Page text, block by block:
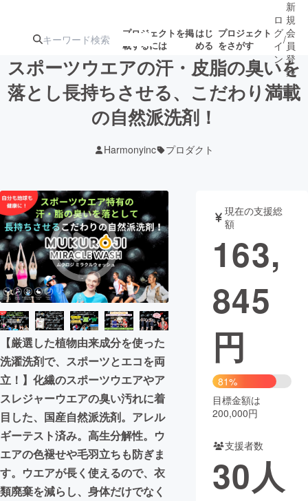
プロジェクトを掲
載するには
はじ
める
プロジェクト
をさがす
注目のリ 注目の新着プロ
ジェクト
募集終了が近いプ
テクノロジー・ガジェット
映像・映画 書籍・雑誌
ビジネス・起業 チャレンジ
まちづくり・地域活性化
CAMPFIRE for Social Good
CAMPFIRE Creation
CAMPFIREふるさと納税machi-ya コミュニティ
ロ
グ
イ
ン
/
新
規
会
員
登
録
スポーツウエアの汗・皮脂の臭いを
落とし長持ちさせる、こだわり満載
の自然派洗剤！
Harmonyinc プロダクト
【厳選した植物由来成分を使った
洗濯洗剤で、スポーツとエコを両
立！】化繊のスポーツウエアやア
スレジャーウエアの臭い汚れに着
目した、国産自然派洗剤。アレル
ギーテスト済み。高生分解性。ウ
エアの色褪せや毛羽立ちも防ぎま
す。ウエアが長く使えるので、衣
類廃棄を減らし、身体だけでなく
現在の支援総
額
163,
845
円
81%
目標金額は
200,000円
支援者数
30人